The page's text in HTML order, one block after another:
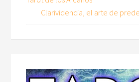
Clarividencia, el arte de